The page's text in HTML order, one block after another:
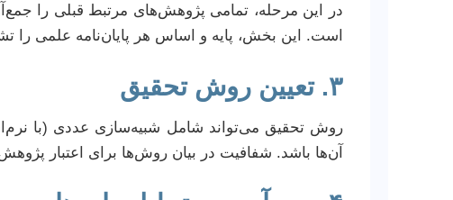
در این مرحله، تمامی پژوهش‌های مرتبط قبلی را
است. این بخش، پایه و اساس هر پایان‌نامه علمی
۳. تعیین روش تحقیق
آن‌ها باشد. شفافیت در بیان روش‌ها برای اعتبار